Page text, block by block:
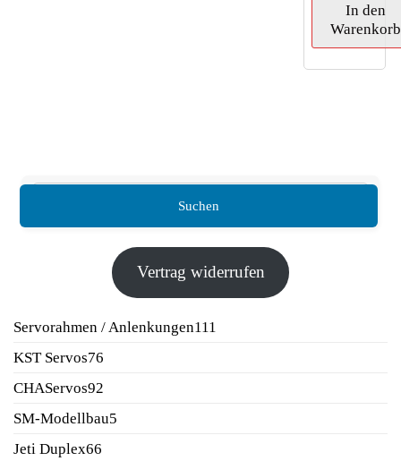
In den
Warenkorb
Suchen
Vertrag widerrufen
Servorahmen / Anlenkungen111
KST Servos76
CHAServos92
Produkte
SM-Modellbau5
Jeti Duplex66